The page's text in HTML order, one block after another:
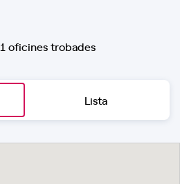
1 oficines trobades
Lista